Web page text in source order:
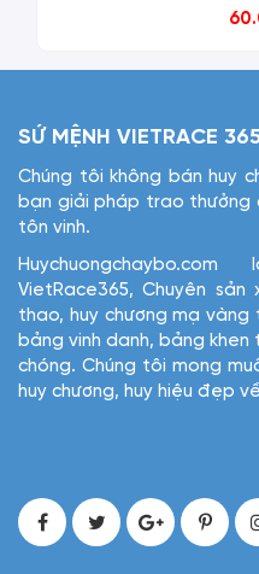
SỨ MỆNH VIETRACE
Chúng tôi không bán huy
bạn giải pháp trao thưởng
tôn vinh.
VietRace365, Chuyên
thao, huy chương mạ vàng
bảng vinh danh, bảng
chóng. Chúng tôi mong
huy chương, huy hiệu đẹp